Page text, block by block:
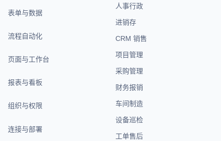
表单与数据
流程自动化
页面与工作台
报表与看板
组织与权限
连接与部署
人事行政
进销存
CRM 销售
项目管理
采购管理
财务报销
车间制造
设备巡检
工单售后